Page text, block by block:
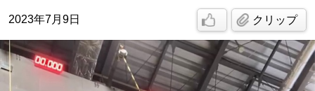
2023年7月9日 クリップ